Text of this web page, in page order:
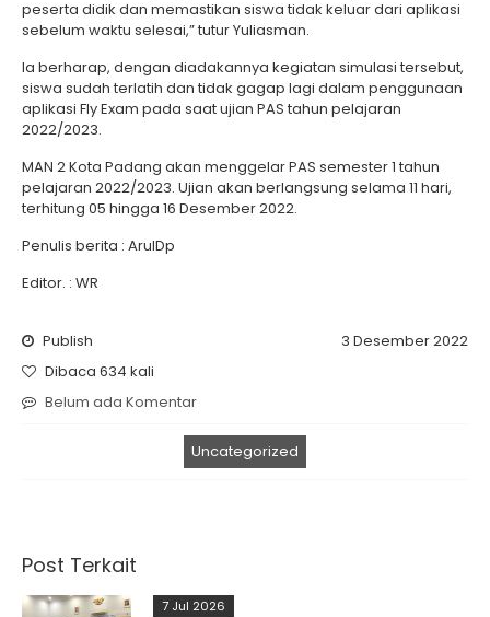
peserta didik dan memastikan siswa tidak keluar dari aplikasi
sebelum waktu selesai,” tutur Yuliasman.
Ia berharap, dengan diadakannya kegiatan simulasi tersebut,
siswa sudah terlatih dan tidak gagap lagi dalam penggunaan
aplikasi Fly Exam pada saat ujian PAS tahun pelajaran
2022/2023.
MAN 2 Kota Padang akan menggelar PAS semester 1 tahun
pelajaran 2022/2023. Ujian akan berlangsung selama 11 hari,
terhitung 05 hingga 16 Desember 2022.
Penulis berita : ArulDp
Editor. : WR
Publish
3 Desember 2022
Dibaca 634 kali
Belum ada Komentar
Uncategorized
Post Terkait
7 Jul 2026